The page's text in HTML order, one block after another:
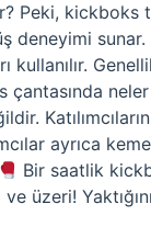
Peki, kickboks
deneyimi
kullanılır.
ayrıca
Bir saatlik
üzeri!